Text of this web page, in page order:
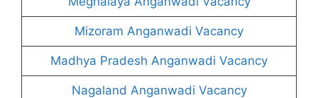
Mizoram Anganwadi Vacancy
Madhya Pradesh Anganwadi Vacancy
Nagaland Anganwadi Vacancy